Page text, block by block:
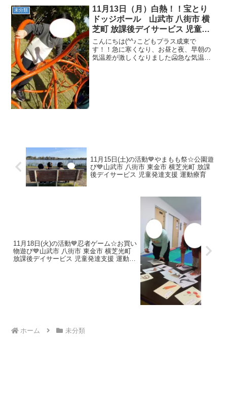
では、本日の運動療育をご紹介します。
自分のマットに...
未分類
11月13日（月）白熱！！宝とり
ドッジボール 山武市 八街市 横
芝町 放課後デイサービス 児童発
達支援 運動療育
こんにちは(^^♪こどもプラス成東で
す！！急に寒くなり、お昼と夜、早朝の
気温差が激しくなりました🥶急な気温の
11月15日(土)の活動💙やまもも祭☆公園遊
び💙山武市 八街市 東金市 横芝光町 放課
後デイサービス 児童発達支援 運動療育
11月18日(火)の活動💙忍者ゲーム☆お買い
物遊び💙山武市 八街市 東金市 横芝光町
放課後デイサービス 児童発達支援 運動療
ホーム 未分類